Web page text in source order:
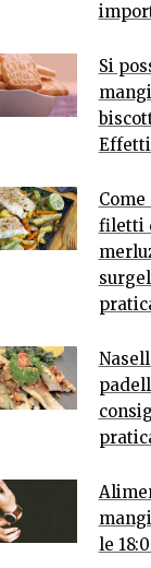
Si
filetti
le